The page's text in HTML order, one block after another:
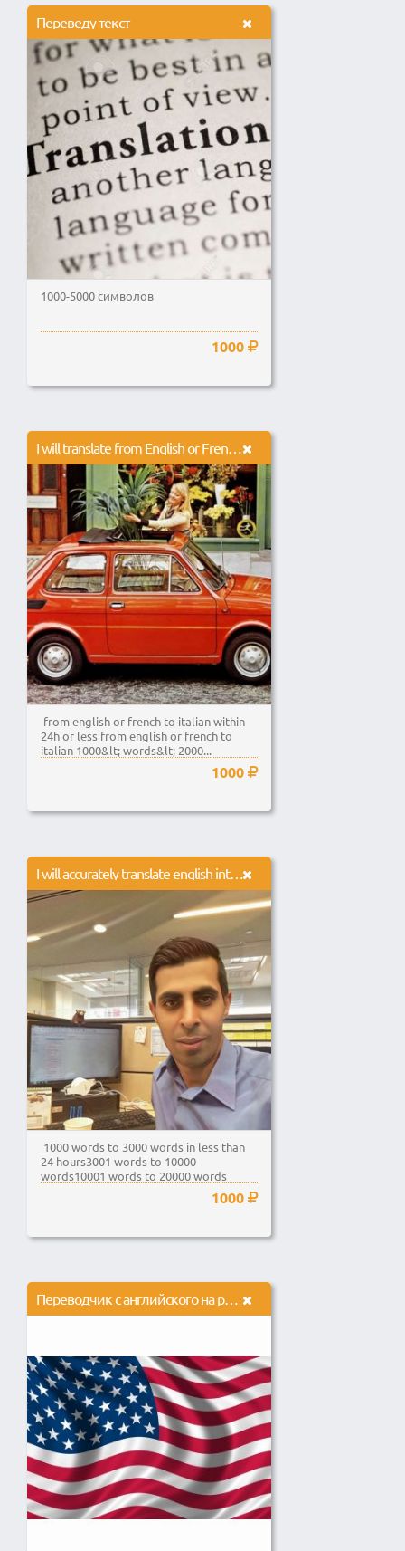
Переведу текст
1000-5000 символов
1000
I will translate from English or French to Italian
from english or french to italian within
24h or less from english or french to
italian 1000&lt; words&lt; 2000...
1000
I will accurately translate english into italian 1000 words
1000 words to 3000 words in less than
24 hours3001 words to 10000
words10001 words to 20000 words
1000
Переводчик с английского на русский и наоборот